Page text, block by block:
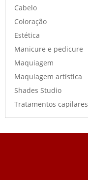
Cabelo
Coloração
Estética
Manicure e pedicure
Maquiagem
Maquiagem artística
Shades Studio
Tratamentos capilares